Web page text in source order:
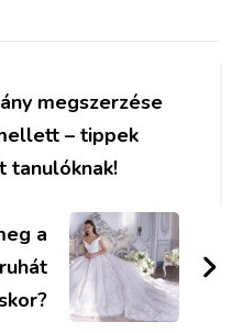
megszerzése
– tippek
tanulóknak!
a